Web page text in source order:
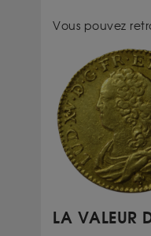
Vous pouvez
LA VALEUR